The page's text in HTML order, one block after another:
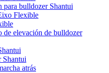
para bulldozer Shantui
Flexible
elevación de bulldozer
Shantui
atrás